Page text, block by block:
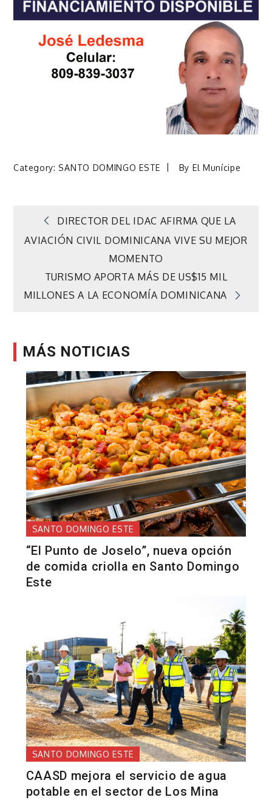
Category: SANTO DOMINGO ESTE By El Munícipe
Navegación
entradas
DIRECTOR DEL IDAC AFIRMA QUE LA
AVIACIÓN CIVIL DOMINICANA VIVE SU MEJOR
MOMENTO
TURISMO APORTA MÁS DE US$15 MIL
MILLONES A LA ECONOMÍA DOMINICANA
MÁS NOTICIAS
SANTO DOMINGO ESTE
“El Punto de Joselo”, nueva opción
de comida criolla en Santo Domingo
Este
SANTO DOMINGO ESTE
CAASD mejora el servicio de agua
potable en el sector de Los Mina